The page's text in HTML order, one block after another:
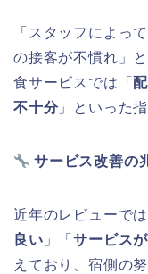
「スタッフによっ
の接客が不慣れ」
食サービスでは「
不十分」といった
サービス改善の
近年のレビューでは
良い 」「サービス
えており、宿側の